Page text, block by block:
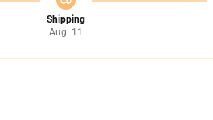
Shipping
Aug. 11